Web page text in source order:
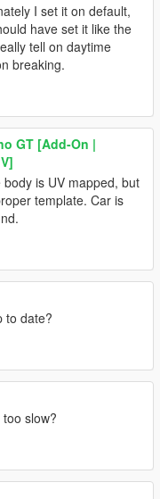
I set it on default,
have set it like the
tell on daytime
breaking.
GT [Add-On |
body is UV mapped, but
template. Car is
to date?
slow?